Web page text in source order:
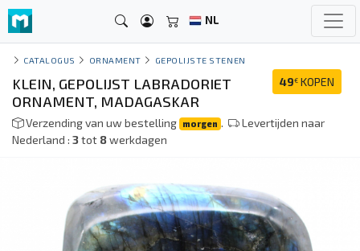
NL
CATALOGUS ORNAMENT GEPOLIJSTE STENEN
49€ KOPEN
KLEIN, GEPOLIJST LABRADORIET
ORNAMENT, MADAGASKAR
Verzending van uw bestelling morgen .
Levertijden naar
Nederland : 3tot 8werkdagen